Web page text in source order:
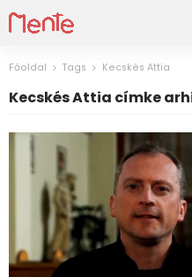
Főoldal Tags Kecskés Attia
Kecskés Attia címke